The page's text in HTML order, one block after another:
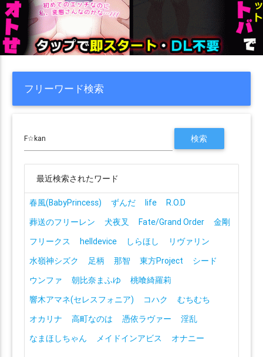
フリーワード検索
最近検索されたワード
春風(BabyPrincess) ずんだ life
R.O.D
葬送のフリーレン
犬夜叉 Fate/Grand Order
金剛
フリークス
helldevice しらほし
リヴァリン
水嶺神シズク
足柄 那智 東方Project
シード
ウンファ
朝比奈まふゆ
桃喰綺羅莉
響木アマネ(セレスフォニア)
コハク
むちむち
オカリナ
高町なのは 憑依ラヴァー
淫乱
なまほしちゃん
メイドインアビス オナニー